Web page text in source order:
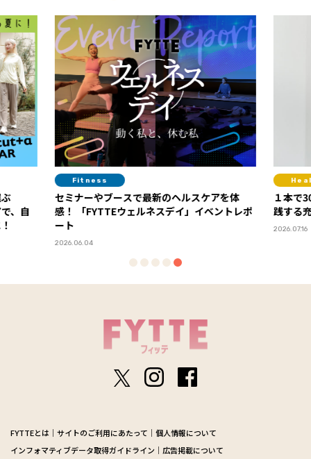
、自
Fitness
セミナーやブースで最新のヘルスケアを体
感！ 「FYTTEウェルネスデイ」イベントレポ
ート
2026.06.04
１本で
践する
2026.07.16
FYTTEとは サイトのご利用にあたって
個人情報について
インフォマティブデータ取得ガイドライン
広告掲載について